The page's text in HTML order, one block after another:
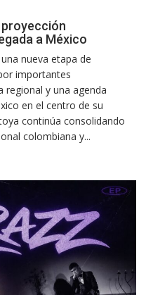
a México
nueva etapa de
importantes
regional y una agenda
en el centro de su
continúa consolidando
colombiana y...